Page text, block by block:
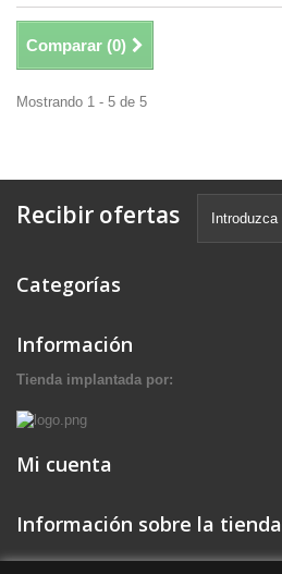
Comparar (0)
Mostrando 1 - 5 de 5
Recibir ofertas
Categorías
Información
Tienda implantada por:
Mi cuenta
Información sobre la tienda